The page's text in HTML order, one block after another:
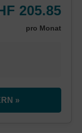
205.85
pro Monat
»